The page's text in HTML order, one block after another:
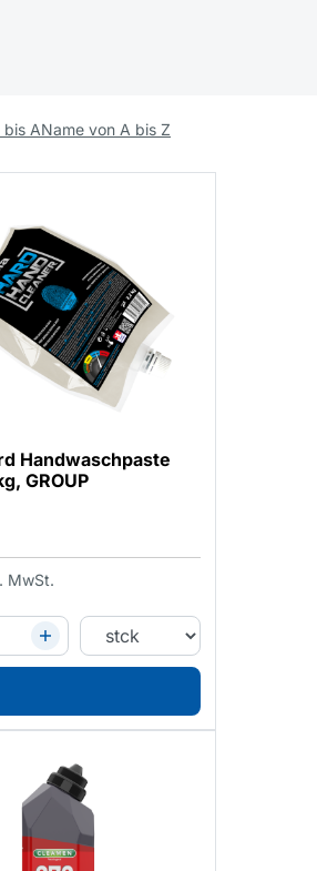
bis AName von A bis Z
Handwaschpaste
GROUP
MwSt.